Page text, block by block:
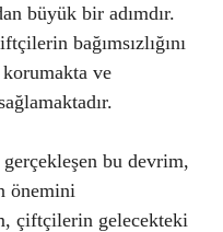
büyük bir adımdır.
bağımsızlığını
ve
bu devrim,
önemini
çiftçilerin gelecekteki